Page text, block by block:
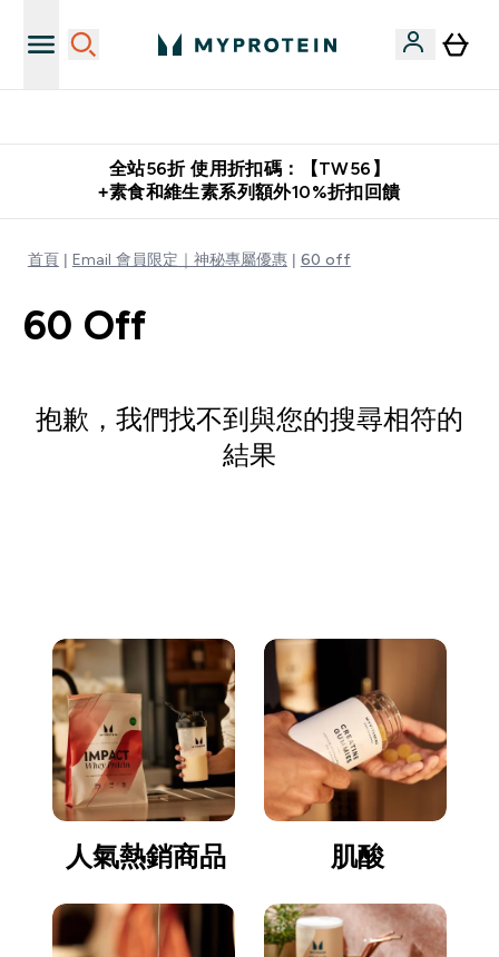
全站56折 使用折扣碼：【TW56】
+素食和維生素系列額外10%折扣回饋
首頁 Email 會員限定｜神秘專屬優惠 60 off
60 Off
抱歉，我們找不到與您的搜尋相符的
結果
人氣熱銷商品 肌酸